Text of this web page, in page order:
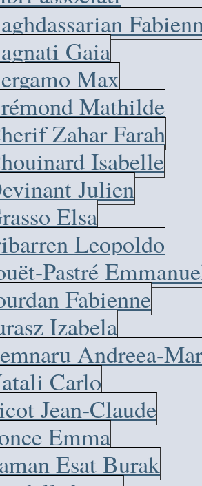
Gaia
Max
Mathilde
Zahar Farah
Isabelle
Julien
Elsa
Leopoldo
Pastré
Fabienne
Izabela
Andreea-
Carlo
Jean-Claude
Emma
Esat Burak